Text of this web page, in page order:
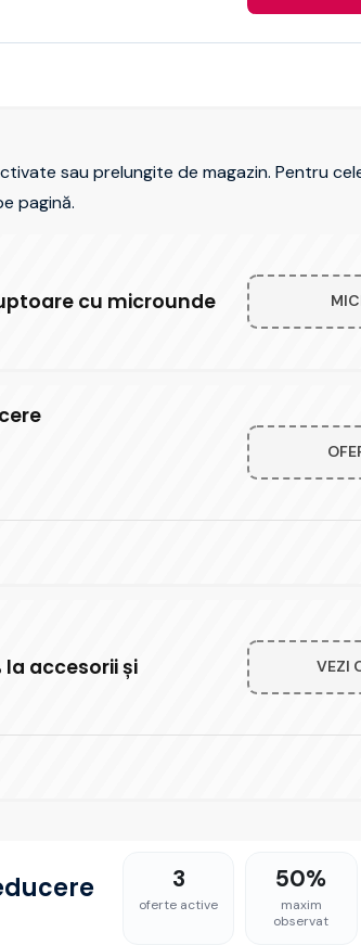
sau prelungite de magazin. Pentru
pagină.
cu microunde
la accesorii și
VEZI
3
oferte active
50%
maxim
observat